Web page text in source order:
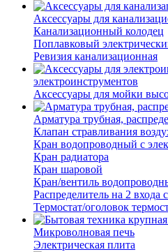
Аксессуары для
Канализационный колодец
Поплавковый
Ревизия канализационная
электроинструментов
Аксессуары для мойки
Арматура трубная,
Клапан стравливания
Кран водопроводный с
Кран радиатора
Кран шаровой
Кран/вентиль
Распределитель на 2 входа
Термостат/оголовок
Микроволновая печь
Электрическая плита